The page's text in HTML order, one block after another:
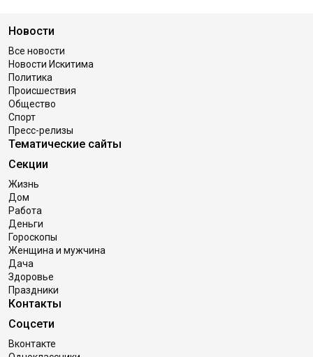
Новости
Все новости
Новости Искитима
Политика
Происшествия
Общество
Спорт
Пресс-релизы
Тематические сайты
Секции
Жизнь
Дом
Работа
Деньги
Гороскопы
Женщина и мужчина
Дача
Здоровье
Праздники
Контакты
Соцсети
Вконтакте